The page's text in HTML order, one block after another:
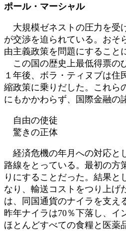
時
ポール・マーシャル
大規模ゼネストの圧力を受
が交渉を迫られている。おそ
由主義政策を問題にすること
この国の歴史上最低得票の
１年後、ボラ・ティヌブは住
縮政策に乗りだした。これら
にもかかわらず、国際金融の
自由の使徒
驚きの正体
経済危機の年月への対応と
路線をとっている。最初の方
りにすることだった。結果と
なり、輸送コストをつり上げ
は、同国通貨のナイラを支え
昨年ナイラは70％下落し、イ
ほとんどすべての食糧と医薬